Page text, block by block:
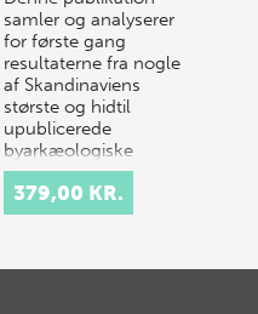
samler og analyserer
for første gang
resultaterne fra nogle
af Skandinaviens
største og hidtil
upublicerede
byarkæologiske
udgravnin…
379,00 KR.